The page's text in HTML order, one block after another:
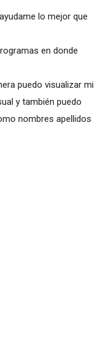
lo mejor que
en donde
puedo visualizar mi
y también puedo
nombres apellidos